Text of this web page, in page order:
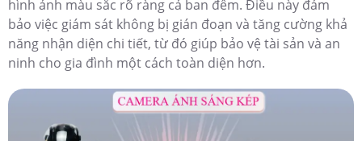
hình ảnh màu sắc rõ ràng cả ban đêm. Điều này đảm
bảo việc giám sát không bị gián đoạn và tăng cường khả
năng nhận diện chi tiết, từ đó giúp bảo vệ tài sản và an
ninh cho gia đình một cách toàn diện hơn.